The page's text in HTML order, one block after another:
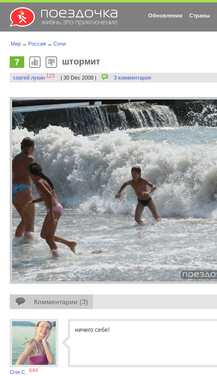
Обновления Страны
Мир → Россия → Сочи
7 штормит
сергей лукин 123 | 30 Dec 2008 | 3 комментария
Комментарии (3)
Оля С. 644
ничего себе!